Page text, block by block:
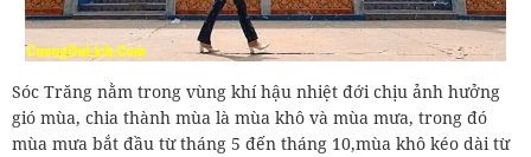
Sóc Trăng nằm trong vùng khí hậu nhiệt đới chịu ảnh hưởng
gió mùa, chia thành mùa là mùa khô và mùa mưa, trong đó
mùa mưa bắt đầu từ tháng 5 đến tháng 10,mùa khô kéo dài từ